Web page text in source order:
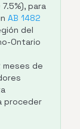
para
AB 1482
del
Ontario
meses de
proceder